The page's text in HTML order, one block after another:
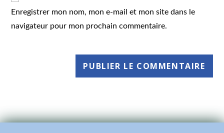
Enregistrer mon nom, mon e-mail et mon site dans le
navigateur pour mon prochain commentaire.